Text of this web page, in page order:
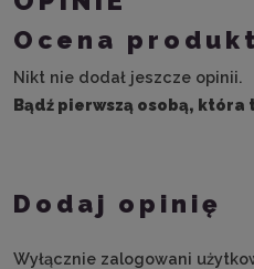
Ocena
Nikt nie dodał jeszcze opinii.
Bądź pierwszą osobą, która
Dodaj opinię
Wyłącznie zalogowani